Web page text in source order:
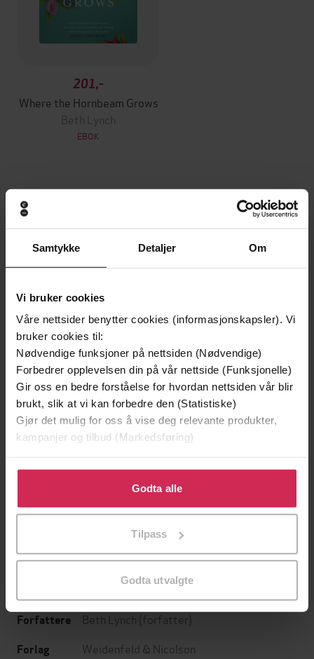
Samtykke Detaljer Om
Vi bruker cookies
Våre nettsider benytter cookies (informasjonskapsler). Vi
bruker cookies til:
Nødvendige funksjoner på nettsiden (Nødvendige)
Forbedrer opplevelsen din på vår nettside (Funksjonelle)
Gir oss en bedre forståelse for hvordan nettsiden vår blir
brukt, slik at vi kan forbedre den (Statistiske)
Gjør det mulig for oss å vise deg relevante produkter,
kampanjer og tilbud (Markedsføring)
Klikk på «Godta alle» for å gi oss ditt samtykke til å
bruke cookies for alle disse formålene. Du kan også
tilpasse ditt samtykke til spesifikke formål ved å klikke
Godta alle
Tilpass
Godta utvalgte
201,-
Where the Hornbeam Grows
Beth Lynch
EBOK
Andre har også kjøpt
Premium
Vinner av Rivertonprisen
EBOK
Premium
EBOK
A Cornish Haunting
Forfattere Beth Lynch (forfatter)
Forlag Weidenfeld & Nicolson